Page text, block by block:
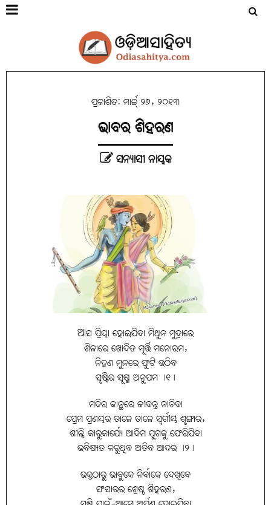
ପ୍ରକାଶିତ: ମାର୍ଚ୍ଚ୍ ୨୭, ୨୦୧୩
ଭାବର ଶିହରଣ
ସନ୍ୟାସୀ ନାୟକ
ଆସ ପ୍ରିୟା ହୋଇଯିବା ମିଥୁନ ମୁଦ୍ରାରେ
ଶିଳାରେ ଖୋଦିତ ମୂର୍ତ୍ତି ମନୋରମ,
ନିହଣ ମୁନରେ ଫୁଟି ଉଠିବ
ସୃଷ୍ଟିର ସୂକ୍ଷ୍ମ ଅନୁପମ ।୧।
ମନ୍ଦିର କାନ୍ଥରେ ଜୀବନ୍ତ ନାଚିବା
ପ୍ରେମ ପ୍ରଣୟର ତାଳେ ତାଳେ ସ୍ବର୍ଗୀୟ ଶୃଙ୍ଗାର,
ଶୀଳ୍ପି କାରୁକାର୍ଯ୍ୟେ ଆଦିମ ଯୁଗକୁ ଫେରିଯିବା
ଭବିଷ୍ୟତ କରୁଥିବ ଅତିବ ଆଦର ।୨।
ଭକ୍ତଠାରୁ ଭାବୁକେ ନିର୍ବାକେ ଦେଖିବେ
ସଂସାରର ଶ୍ରେଷ୍ଠ ଶିହରଣ,